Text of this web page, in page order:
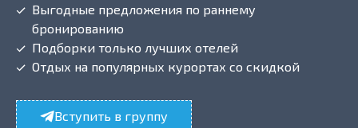
Выгодные предложения по раннему
бронированию
Подборки только лучших отелей
Отдых на популярных курортах со скидкой
Вступить в группу